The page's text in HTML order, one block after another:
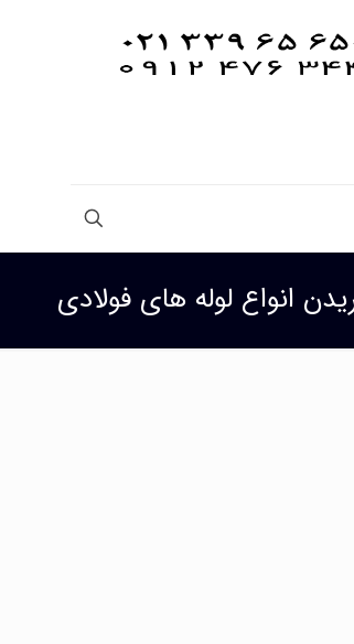
انواع لوله های فولادی